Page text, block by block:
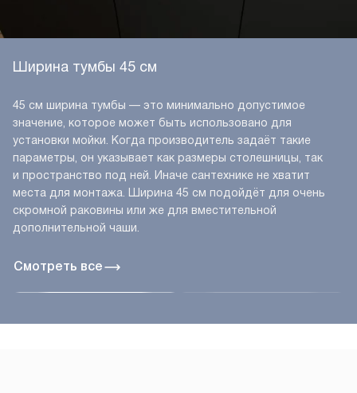
Смотреть все
Ширина тумбы 45 см
45 см ширина тумбы — это минимально допустимое
значение, которое может быть использовано для
установки мойки. Когда производитель задаёт такие
параметры, он указывает как размеры столешницы, так
и пространство под ней. Иначе сантехнике не хватит
места для монтажа. Ширина 45 см подойдёт для очень
скромной раковины или же для вместительной
дополнительной чаши.